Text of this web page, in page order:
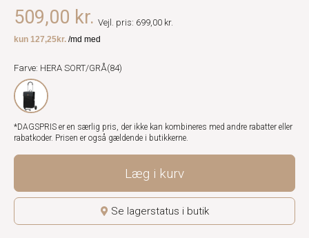
509,00 kr. Vejl. pris: 699,00 kr.
Farve: HERA SORT/GRÅ(84)
*DAGSPRIS er en særlig pris, der ikke kan kombineres med andre rabatter eller
rabatkoder. Prisen er også gældende i butikkerne.
Læg i kurv
Se lagerstatus i butik